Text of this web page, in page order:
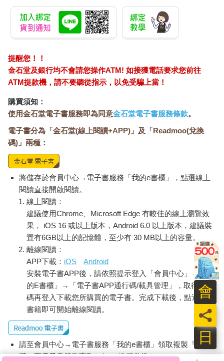
提醒您！！
金石堂及銀行均不會請您操作ATM! 如接獲電話要求您前往
ATM提款機，請不要聽從指示，以免受騙上當！
購買須知：
使用金石堂電子書服務即為同意金石堂電子書服務條款。
電子書分為「金石堂(線上閱讀+APP)」及「Readmoo(兌換
碼)」兩種：
將儲存於會員中心→電子書服務「我的e書櫃」，點選線上
閱讀直接開啟閱讀。
線上閱讀：
建議使用Chrome、Microsoft Edge 有較佳的線上瀏覽效
果， iOS 16 或以上版本，Android 6.0 以上版本，建議裝
置有6GB以上的記憶體，至少有 30 MB以上的容量。
離線閱讀：
APP下載： iOS
Android
安裝電子書APP後，請依照提示登入「會員中心」→「我
的E書櫃」→「電子書APP通行碼/載具管理」，取得通行
碼再登入下載您所購買的電子書。完成下載後，點選任一
書籍即可開始離線閱讀。
請至會員中心→電子書服務「我的e書櫃」領取複製『兌換
碼』至電子書服務商Readmoo進行兌換。
日
員
會